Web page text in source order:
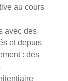
au cours
avec des
et depuis
: des